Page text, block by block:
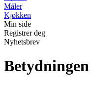
Måler
Kjøkken
Min side
Registrer deg
Nyhetsbrev